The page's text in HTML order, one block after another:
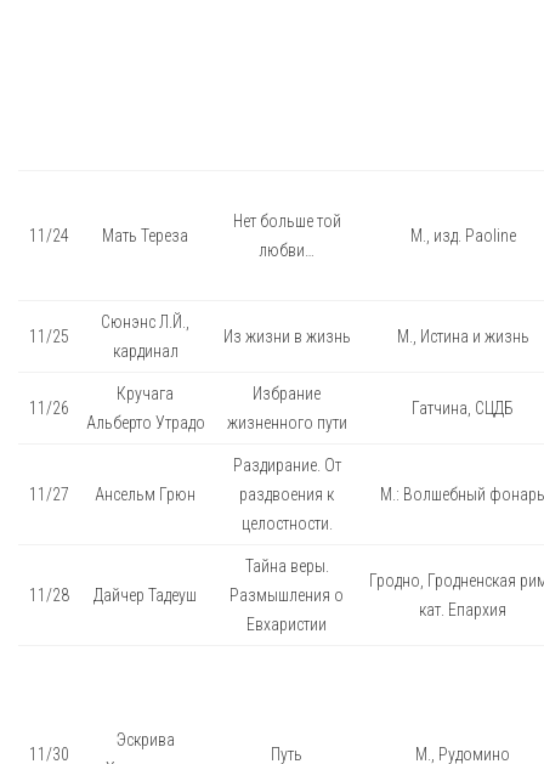
11/24 Мать Тереза
Нет больше той
любви…
М., изд. Paoline
11/25
Сюнэнс Л.Й.,
кардинал
Из жизни в жизнь М., Истина и жизнь
11/26
Кручага
Альберто Утрадо
Избрание
жизненного пути
Гатчина, СЦДБ
11/27 Ансельм Грюн
Раздирание. От
раздвоения к
целостности.
М.: Волшебный фонарь
11/28 Дайчер Тадеуш
Тайна веры.
Размышления о
Евхаристии
Гродно, Гродненская
кат. Епархия
11/30
Эскрива
Путь М., Рудомино